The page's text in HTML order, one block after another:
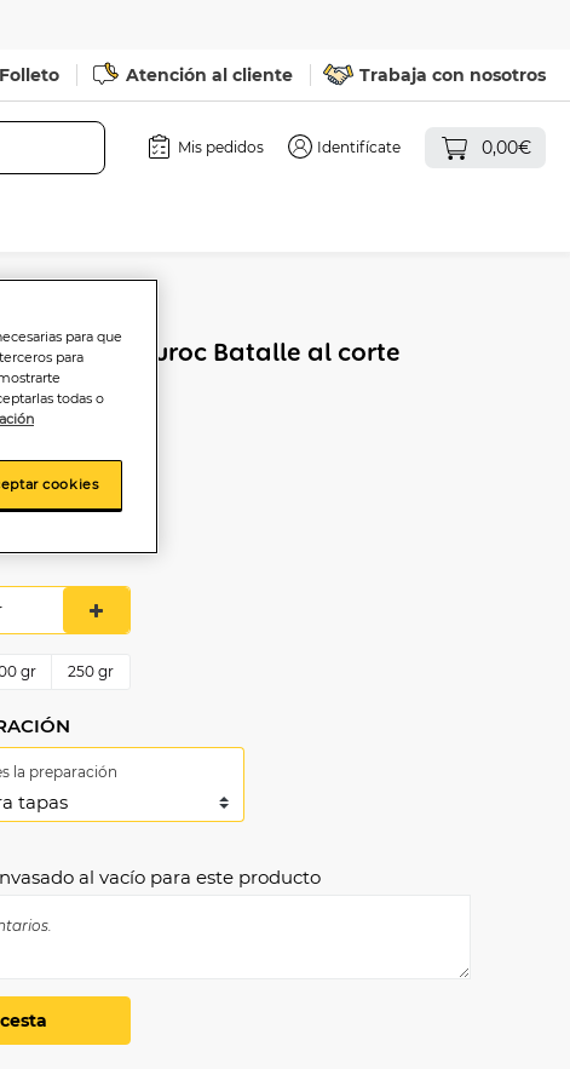
Folleto Atención al cliente Trabaja con nosotros
Mis pedidos Identifícate 0,00€
100% duroc Batalle al corte
gr 250 gr
la preparación
al vacío para este producto
para que
para
todas o
cookies